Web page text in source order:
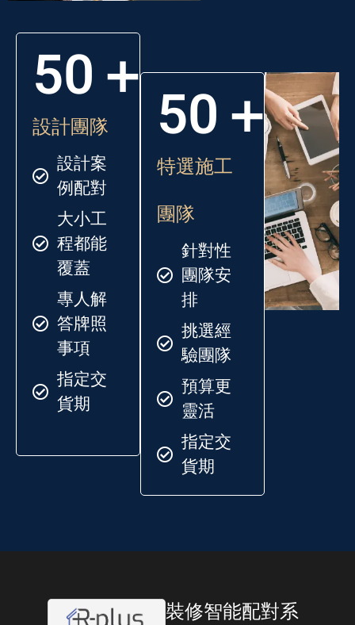
設計團隊​
50＋
設計案
例配對
大小工
程都能
覆蓋
專人解
答牌照
事項
指定交
貨期
特選施工
團隊​
50＋
針對性
團隊安
排
挑選經
驗團隊
預算更
靈活
指定交
貨期
裝修智能配對系